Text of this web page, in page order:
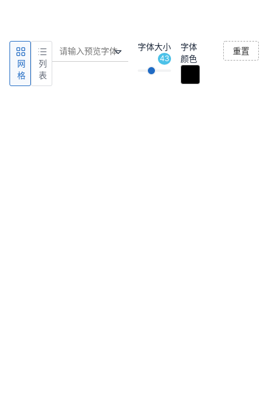
网
格
列
表
字体大小
43
字体
颜色
重置